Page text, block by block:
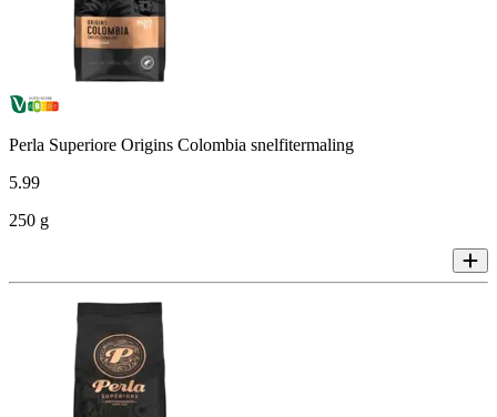
Perla Superiore Origins Colombia snelfitermaling
5.99
250 g